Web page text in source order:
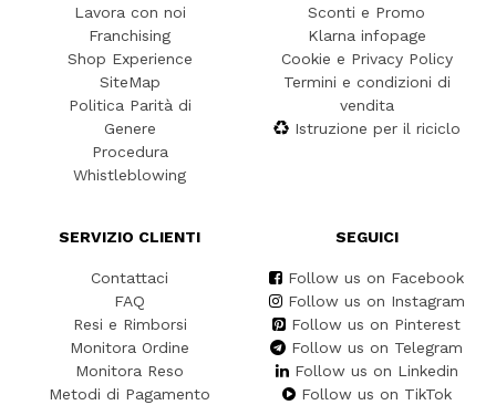
Lavora con noi
Franchising
Shop Experience
SiteMap
Politica Parità di
Genere
Procedura
Whistleblowing
Sconti e Promo
Klarna infopage
Cookie e Privacy Policy
Termini e condizioni di
vendita
Istruzione per il riciclo
SERVIZIO CLIENTI
Contattaci
FAQ
Resi e Rimborsi
Monitora Ordine
Monitora Reso
Metodi di Pagamento
SEGUICI
Follow us on Facebook
Follow us on Instagram
Follow us on Pinterest
Follow us on Telegram
Follow us on Linkedin
Follow us on TikTok